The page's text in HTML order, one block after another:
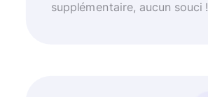
supplémentaire, aucun souci !